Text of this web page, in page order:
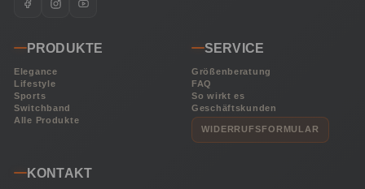
PRODUKTE
Elegance
Lifestyle
Sports
Switchband
Alle Produkte
SERVICE
Größenberatung
FAQ
So wirkt es
Geschäftskunden
WIDERRUFSFORMULAR
KONTAKT